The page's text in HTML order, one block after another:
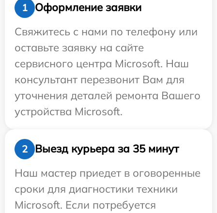
1
Оформление заявки
Свяжитесь с нами по телефону или
оставьте заявку на сайте
сервисного центра Microsoft. Наш
консультант перезвонит Вам для
уточнения деталей ремонта Вашего
устройства Microsoft.
2
Выезд курьера за 35 минут
Наш мастер приедет в оговоренные
сроки для диагностики техники
Microsoft. Если потребуется